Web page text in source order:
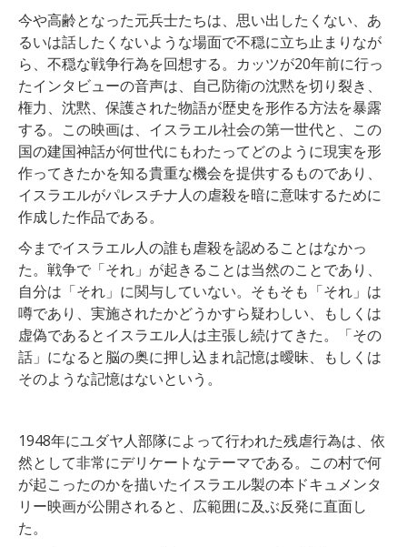
今や高齢となった元兵士たちは、思い出したくない、あ
るいは話したくないような場面で不穏に立ち止まりなが
ら、不穏な戦争行為を回想する。カッツが20年前に行っ
たインタビューの音声は、自己防衛の沈黙を切り裂き、
権力、沈黙、保護された物語が歴史を形作る方法を暴露
する。この映画は、イスラエル社会の第一世代と、この
国の建国神話が何世代にもわたってどのように現実を形
作ってきたかを知る貴重な機会を提供するものであり、
イスラエルがパレスチナ人の虐殺を暗に意味するために
作成した作品である。
今までイスラエル人の誰も虐殺を認めることはなかっ
た。戦争で「それ」が起きることは当然のことであり、
自分は「それ」に関与していない。そもそも「それ」は
噂であり、実施されたかどうかすら疑わしい、もしくは
虚偽であるとイスラエル人は主張し続けてきた。「その
話」になると脳の奥に押し込まれ記憶は曖昧、もしくは
そのような記憶はないという。
1948年にユダヤ人部隊によって行われた残虐行為は、依
然として非常にデリケートなテーマである。この村で何
が起こったのかを描いたイスラエル製の本ドキュメンタ
リー映画が公開されると、広範囲に及ぶ反発に直面し
た。